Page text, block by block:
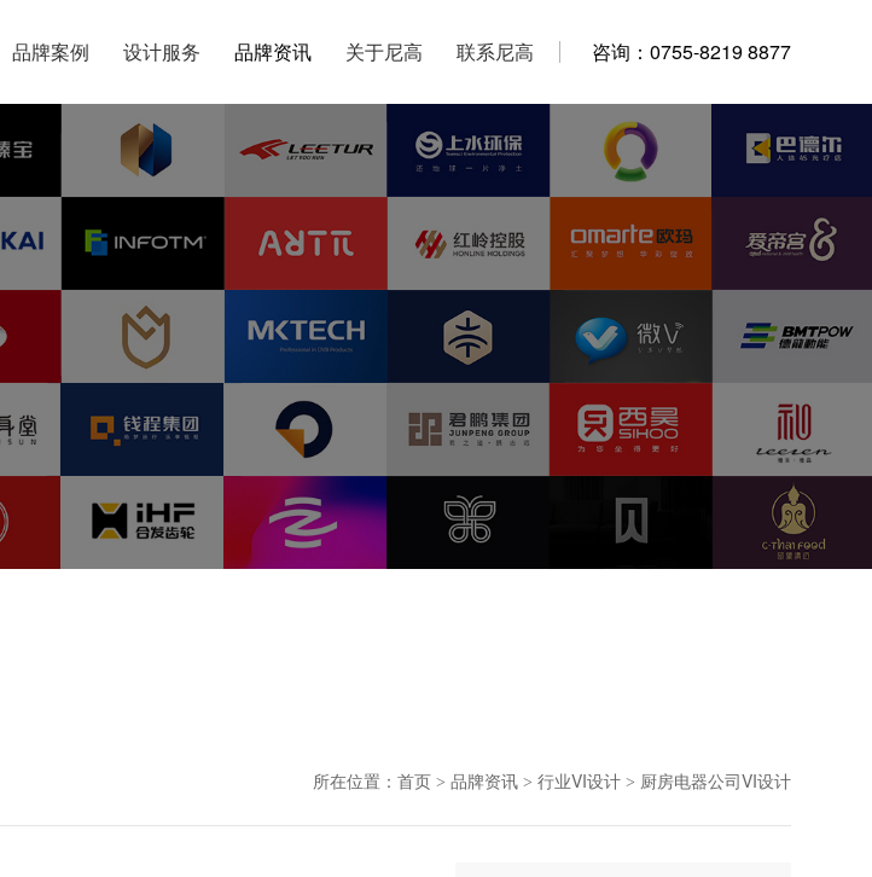
品牌案例 设计服务 品牌资讯 关于尼高 联系尼高 咨询：0755-8219 8877
品牌案例 设计服务 品牌资讯 关于尼高 联系尼高 咨询：0755-8219 8877
所在位置： 首页 > 品牌资讯 > 行业VI设计 > 厨房电器公司VI设计